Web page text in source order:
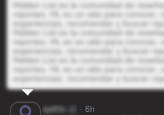
Hidden List es la comunidad de
reportes, HL es un sitio para conocer,
experiencias, recomendar y buscar
Hidden List es la comunidad de
reportes, HL es un sitio para conocer,
experiencias, recomendar y buscar
Hidden List es la comunidad de
reportes, HL es un sitio para conocer,
experiencias, recomendar y buscar
rpdOc
· 6h